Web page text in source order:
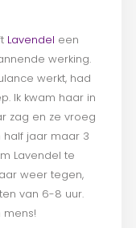
Lavendel een
werking.
werkt, had
Ik kwam haar in
zag en ze vroeg
half jaar maar 3
Lavendel te
weer tegen,
van 6-8 uur.
mens!